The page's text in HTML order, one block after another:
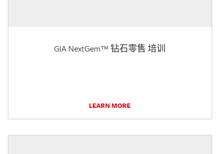
GIA NextGem™ 钻石零售 培训
LEARN MORE